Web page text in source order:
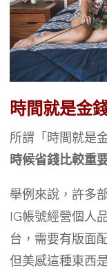
時間就是金
所謂「時間就是
時候省錢比較重
舉例來說，許多
IG帳號經營個人
台，需要有版面
但美感這種東西